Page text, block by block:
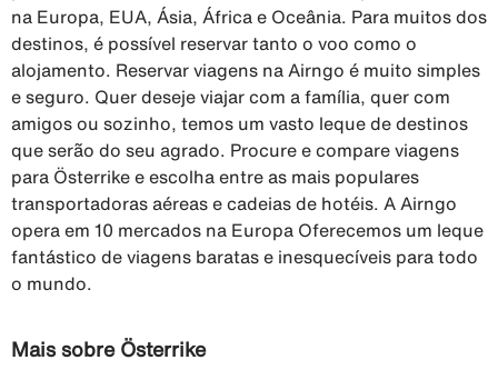
na Europa, EUA, Ásia, África e Oceânia. Para muitos dos
destinos, é possível reservar tanto o voo como o
alojamento. Reservar viagens na Airngo é muito simples
e seguro. Quer deseje viajar com a família, quer com
amigos ou sozinho, temos um vasto leque de destinos
que serão do seu agrado. Procure e compare viagens
para Österrike e escolha entre as mais populares
transportadoras aéreas e cadeias de hotéis. A Airngo
opera em 10 mercados na Europa Oferecemos um leque
fantástico de viagens baratas e inesquecíveis para todo
o mundo.
Mais sobre Österrike